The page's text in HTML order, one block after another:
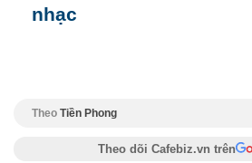
nhạc
Theo Tiền Phong
Theo dõi Cafebiz.vn trên